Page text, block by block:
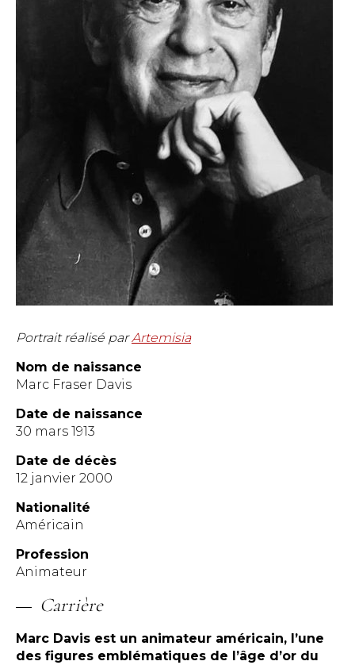
Portrait réalisé parArtemisia
Nom de naissance
Marc Fraser Davis
Date de naissance
30 mars 1913
Date de décès
12 janvier 2000
Nationalité
Américain
Profession
Animateur
Carrière
Marc Davis est un animateur américain, l’une
des figures emblématiques de l’âge d’or du